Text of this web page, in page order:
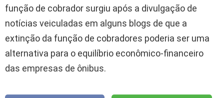
função de cobrador surgiu após a divulgação de
notícias veiculadas em alguns blogs de que a
extinção da função de cobradores poderia ser uma
alternativa para o equilíbrio econômico-financeiro
das empresas de ônibus.